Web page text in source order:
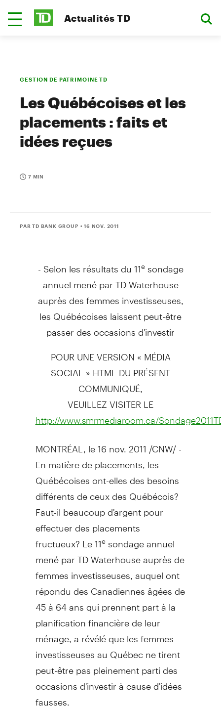
Actualités TD
GESTION DE PATRIMOINE TD
Les Québécoises et les
placements : faits et
idées reçues
7 MIN
PAR TD BANK GROUP • 16 NOV. 2011
- Selon les résultats du 11esondage
annuel mené par TD Waterhouse
auprès des femmes investisseuses,
les Québécoises laissent peut-être
passer des occasions d'investir
POUR UNE VERSION « MÉDIA
SOCIAL » HTML DU PRÉSENT
COMMUNIQUÉ,
VEUILLEZ VISITER LE
http://www.smrmediaroom.ca/
MONTRÉAL, le 16 nov. 2011 /CNW/ -
En matière de placements, les
Québécoises ont-elles des besoins
différents de ceux des Québécois?
Faut-il beaucoup d'argent pour
effectuer des placements
fructueux? Le 11esondage annuel
mené par TD Waterhouse auprès de
femmes investisseuses, auquel ont
répondu des Canadiennes âgées de
45 à 64 ans qui prennent part à la
planification financière de leur
ménage, a révélé que les femmes
investisseuses au Québec ne tirent
peut-être pas pleinement parti des
occasions d'investir à cause d'idées
fausses.